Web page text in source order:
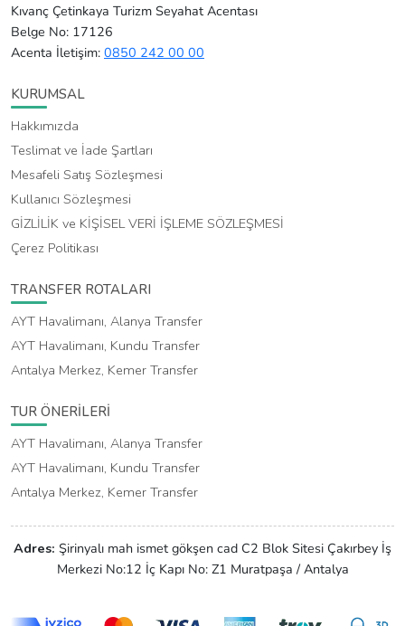
Kıvanç Çetinkaya Turizm Seyahat Acentası
Belge No: 17126
Acenta İletişim: 0850 242 00 00
KURUMSAL
Hakkımızda
Teslimat ve İade Şartları
Mesafeli Satış Sözleşmesi
Kullanıcı Sözleşmesi
GİZLİLİK ve KİŞİSEL VERİ İŞLEME SÖZLEŞMESİ
Çerez Politikası
TRANSFER ROTALARI
AYT Havalimanı, Alanya Transfer
AYT Havalimanı, Kundu Transfer
Antalya Merkez, Kemer Transfer
TUR ÖNERİLERİ
AYT Havalimanı, Alanya Transfer
AYT Havalimanı, Kundu Transfer
Antalya Merkez, Kemer Transfer
Adres: Şirinyalı mah ismet gökşen cad C2 Blok Sitesi Çakırbey İş
Merkezi No:12 İç Kapı No: Z1 Muratpaşa / Antalya